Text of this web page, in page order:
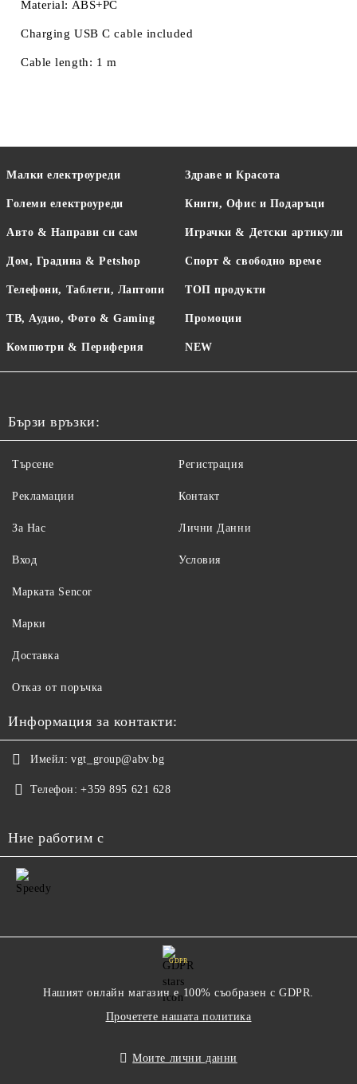
Material: ABS+PC
Charging USB C cable included
Cable length: 1 m
Малки електроуреди
Големи електроуреди
Авто & Направи си сам
Дом, Градина & Petshop
Телефони, Таблети, Лаптопи
ТВ, Аудио, Фото & Gaming
Компютри & Периферия
Здраве и Красота
Книги, Офис и Подаръци
Играчки & Детски артикули
Спорт & свободно време
ТОП продукти
Промоции
NEW
Бързи връзки:
Търсене
Рекламации
За Нас
Вход
Регистрация
Контакт
Лични Данни
Условия
Maрката Sencor
Марки
Доставка
Отказ от поръчка
Информация за контакти:
Имейл: vgt_group@abv.bg
Телефон: +359 895 621 628
Ние работим с
GDPR
Нашият онлайн магазин е 100% съобразен с GDPR.
Прочетете нашата политика
Моите лични данни